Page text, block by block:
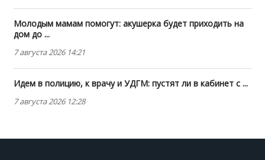
Молодым мамам помогут: акушерка будет приходить на
дом до ...
7 августа 2026 14:21
Идем в полицию, к врачу и УДГМ: пустят ли в кабинет с ...
7 августа 2026 12:28